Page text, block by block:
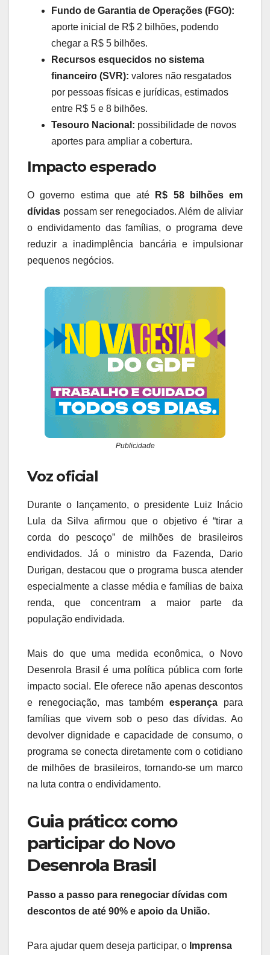
Fundo de Garantia de Operações (FGO):
aporte inicial de R$ 2 bilhões, podendo
chegar a R$ 5 bilhões.
Recursos esquecidos no sistema
financeiro (SVR): valores não resgatados
por pessoas físicas e jurídicas, estimados
entre R$ 5 e 8 bilhões.
Tesouro Nacional: possibilidade de novos
aportes para ampliar a cobertura.
Impacto esperado
O governo estima que até
R$ 58 bilhões em
dívidas possam ser renegociados. Além de aliviar
o endividamento das famílias, o programa deve
reduzir a inadimplência bancária e impulsionar
pequenos negócios.
Publicidade
Voz oficial
Durante o lançamento, o presidente Luiz Inácio
Lula da Silva afirmou que o objetivo é “tirar a
corda do pescoço” de milhões de brasileiros
endividados. Já o ministro da Fazenda, Dario
Durigan, destacou que o programa busca atender
especialmente a classe média e famílias de baixa
renda, que concentram a maior parte da
população endividada.
Mais do que uma medida econômica, o Novo
Desenrola Brasil é uma política pública com forte
impacto social. Ele oferece não apenas descontos
e renegociação, mas tambémesperança para
famílias que vivem sob o peso das dívidas. Ao
devolver dignidade e capacidade de consumo, o
programa se conecta diretamente com o cotidiano
de milhões de brasileiros, tornando-se um marco
na luta contra o endividamento.
Guia prático: como
participar do Novo
Desenrola Brasil
Passo a passo para renegociar dívidas com
descontos de até 90% e apoio da União.
Para ajudar quem deseja participar, o Imprensa